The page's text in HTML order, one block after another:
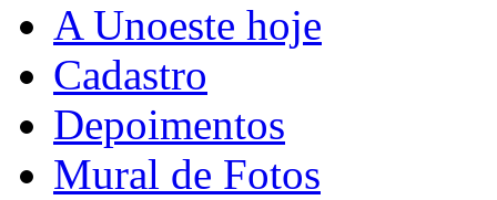
A Unoeste hoje
Cadastro
Depoimentos
Mural de Fotos